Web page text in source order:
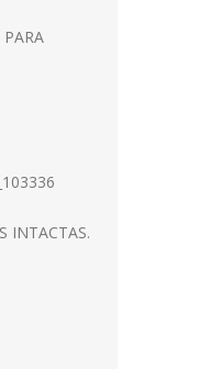
PARA
INTACTAS.